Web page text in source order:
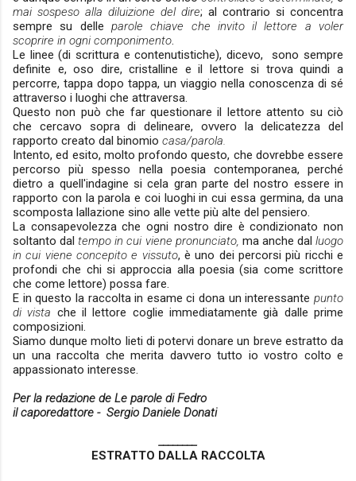
mai sospeso alla diluizione del dire; al contrario si concentra
sempre su delle parole chiave che invito il lettore a voler
scoprire in ogni componimento.
Le linee (di scrittura e contenutistiche), dicevo, sono sempre
definite e, oso dire, cristalline e il lettore si trova quindi a
percorre, tappa dopo tappa, un viaggio nella conoscenza di sé
attraverso i luoghi che attraversa.
Questo non può che far questionare il lettore attento su ciò
che cercavo sopra di delineare, ovvero la delicatezza del
rapporto creato dal binomio casa/parola.
Intento, ed esito, molto profondo questo, che dovrebbe essere
percorso più spesso nella poesia contemporanea, perché
dietro a quell'indagine si cela gran parte del nostro essere in
rapporto con la parola e coi luoghi in cui essa germina, da una
scomposta lallazione sino alle vette più alte del pensiero.
La consapevolezza che ogni nostro dire è condizionato non
soltanto daltempo in cui viene pronunciato, ma anche dalluogo
in cui viene concepito e vissuto, è uno dei percorsi più ricchi e
profondi che chi si approccia alla poesia (sia come scrittore
che come lettore) possa fare.
E in questo la raccolta in esame ci dona un interessante punto
di vista che il lettore coglie immediatamente già dalle prime
composizioni.
Siamo dunque molto lieti di potervi donare un breve estratto da
un una raccolta che merita davvero tutto io vostro colto e
appassionato interesse.
Per la redazione de Le parole di Fedro
il caporedattore - Sergio Daniele Donati
________
ESTRATTO DALLA RACCOLTA